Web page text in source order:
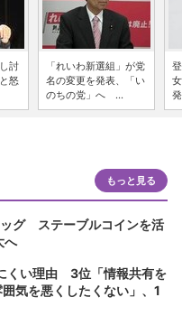
討
怒
「れいわ新選組」が党
名の変更を発表、「い
のちの党」へ ...
もっと見る
グ ステーブルコインを活
へ
くい理由 3位「情報共有を
気を悪くしたくない」、1